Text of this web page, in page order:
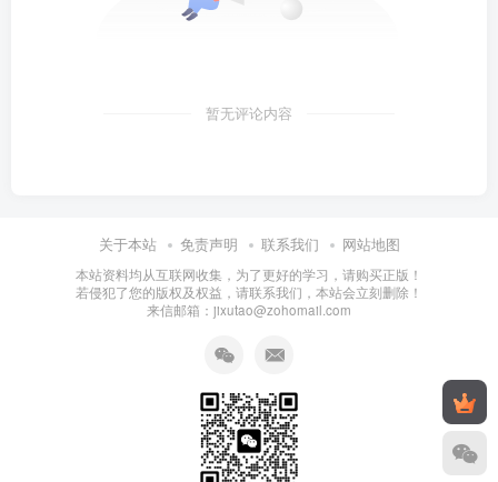
暂无评论内容
关于本站 免责声明 联系我们 网站地图
本站资料均从互联网收集，为了更好的学习，请购买正版！
若侵犯了您的版权及权益，请联系我们，本站会立刻删除！
来信邮箱：jixutao@zohomail.com